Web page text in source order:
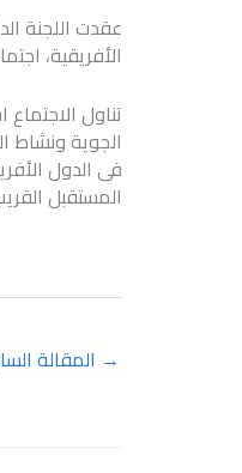
عقدت اللجنة
الأفريقية، اجتماعاً صباح اليوم ١٠ أغسطس
تناول
الجوية ونشاط
فى الدول
المستقبل
→ المقالة